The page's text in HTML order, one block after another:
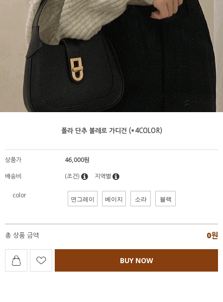
폴라 단추 볼레로 가디건 (*4COLOR)
상품가 46,000원
배송비 (조건) 지역별
color 연그레이 베이지 소라 블랙
총 상품 금액 0원
BUY NOW